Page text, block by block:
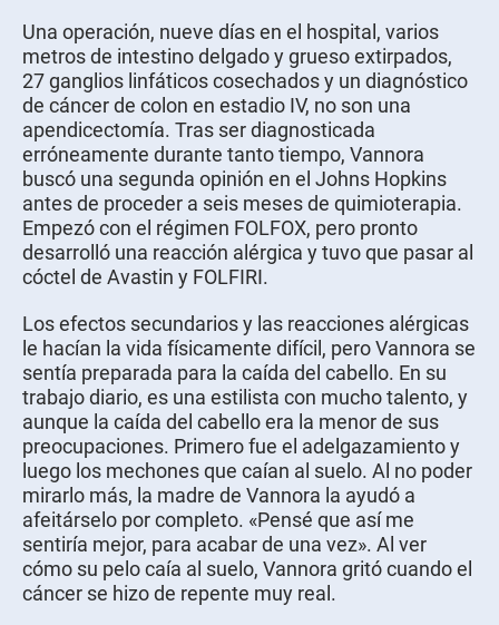
Una operación, nueve días en el hospital, varios
metros de intestino delgado y grueso extirpados,
27 ganglios linfáticos cosechados y un diagnóstico
de cáncer de colon en estadio IV, no son una
apendicectomía. Tras ser diagnosticada
erróneamente durante tanto tiempo, Vannora
buscó una segunda opinión en el Johns Hopkins
antes de proceder a seis meses de quimioterapia.
Empezó con el régimen FOLFOX, pero pronto
desarrolló una reacción alérgica y tuvo que pasar al
cóctel de Avastin y FOLFIRI.
Los efectos secundarios y las reacciones alérgicas
le hacían la vida físicamente difícil, pero Vannora se
sentía preparada para la caída del cabello. En su
trabajo diario, es una estilista con mucho talento, y
aunque la caída del cabello era la menor de sus
preocupaciones. Primero fue el adelgazamiento y
luego los mechones que caían al suelo. Al no poder
mirarlo más, la madre de Vannora la ayudó a
afeitárselo por completo. «Pensé que así me
sentiría mejor, para acabar de una vez». Al ver
cómo su pelo caía al suelo, Vannora gritó cuando el
cáncer se hizo de repente muy real.